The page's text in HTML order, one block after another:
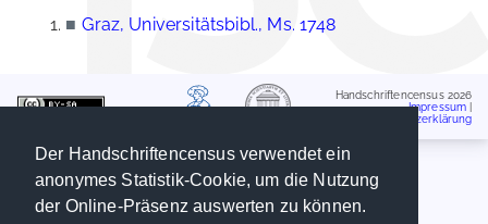
Der Handschriftencensus verwendet ein
anonymes Statistik-Cookie, um die Nutzung
der Online-Präsenz auswerten zu können.
■ Graz, Universitätsbibl., Ms. 1748
Handschriftencensus 2026
Impressum
Datenschutzerklärung